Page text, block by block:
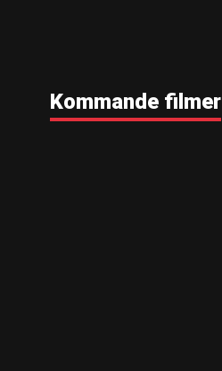
Kommande filmer